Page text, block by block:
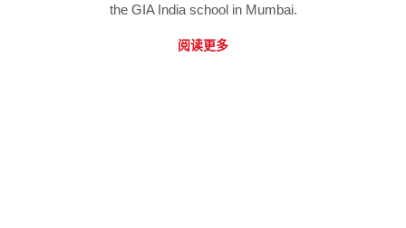
the GIA India school in Mumbai.
阅读更多